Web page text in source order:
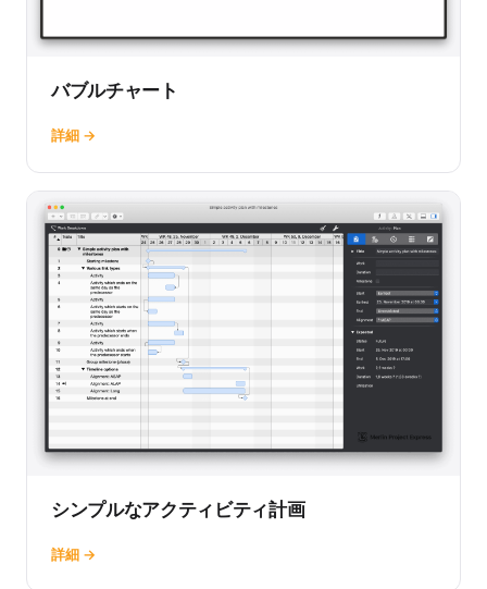
バブルチャート
詳細 →
シンプルなアクティビティ計画
詳細 →